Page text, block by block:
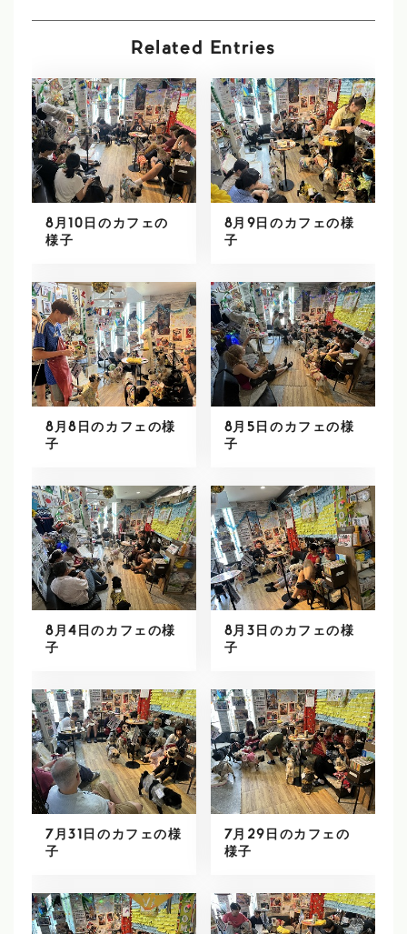
Related Entries
8月10日のカフェの
様子
8月9日のカフェの様
子
8月8日のカフェの様
子
8月5日のカフェの様
子
8月4日のカフェの様
子
8月3日のカフェの様
子
7月31日のカフェの様
子
7月29日のカフェの
様子